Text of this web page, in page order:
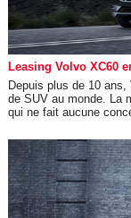
Leasing Volvo XC60
Depuis plus de 10 ans,
de SUV au monde. La
qui ne fait aucune